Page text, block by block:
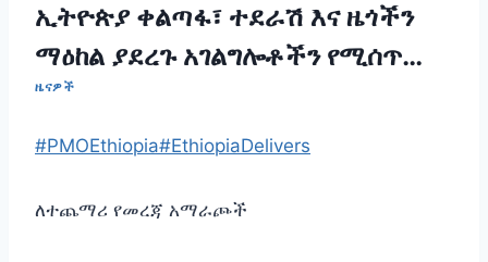
ኢትዮጵያ ቀልጣፋ፣ ተደራሽ እና ዜጎችን
ማዕከል ያደረጉ አገልግሎቶችን የሚሰጥ
የዲጂታል ሥነ-ምህዳር እየገነባች ነው።
ዜናዎች
#PMOEthiopia#EthiopiaDelivers
ለተጨማሪ የመረጃ አማራጮች